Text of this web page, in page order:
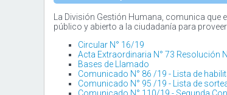
La División Gestión Humana, comunica
público y abierto a la ciudadanía para
Circular N° 16/19
Acta Extraordinaria N° 73 Resolución
Bases de Llamado
Comunicado N° 86 /19 - Lista de
Comunicado N° 95 /19 - Lista de